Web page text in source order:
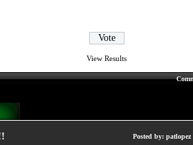
View Results
Posted by: